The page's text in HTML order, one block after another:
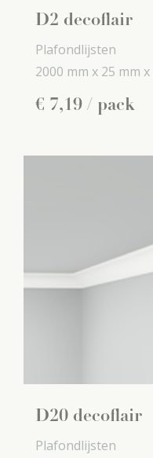
D2 decoflair
Plafondlijsten
2000 mm x 25 mm x
€ 7,19 / pack
D20 decoflair
Plafondlijsten